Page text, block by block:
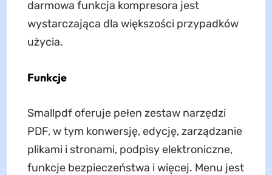
darmowa funkcja kompresora jest
wystarczająca dla większości przypadków
użycia.
Funkcje
Smallpdf oferuje pełen zestaw narzędzi
PDF, w tym konwersję, edycję, zarządzanie
plikami i stronami, podpisy elektroniczne,
funkcje bezpieczeństwa i więcej. Menu jest